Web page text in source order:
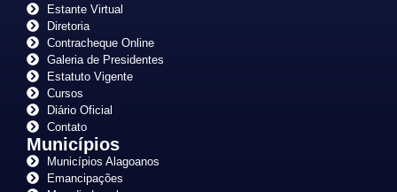
Estante Virtual
Diretoria
Contracheque Online
Galeria de Presidentes
Estatuto Vigente
Cursos
Diário Oficial
Contato
Municípios
Municípios Alagoanos
Emancipações